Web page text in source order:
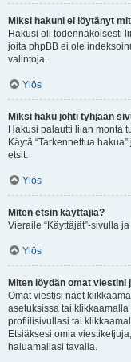
Miksi hakuni ei löytänyt
Hakusi oli todennäköisesti
joita phpBB ei ole
valintoja.
Ylös
Miksi haku johti tyhjään
Hakusi palautti liian monta
Käytä “Tarkennettua
etsit.
Ylös
Miten etsin käyttäjiä?
Vieraile “Käyttäjät”-sivulla
Ylös
Miten löydän omat viestini
Omat viestisi näet
asetuksissa tai klikkaamalla
profiilisivullasi tai
Etsiäksesi omia
haluamallasi tavalla.